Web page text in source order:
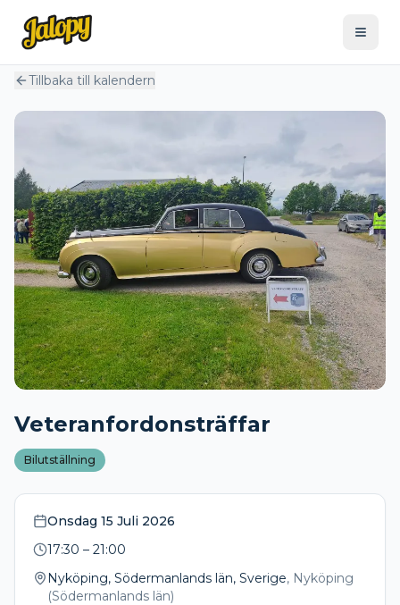
Tillbaka till kalendern
Veteranfordonsträffar
Bilutställning
Onsdag 15 Juli 2026
17:30 – 21:00
Nyköping, Södermanlands län, Sverige, Nyköping
(Södermanlands län)